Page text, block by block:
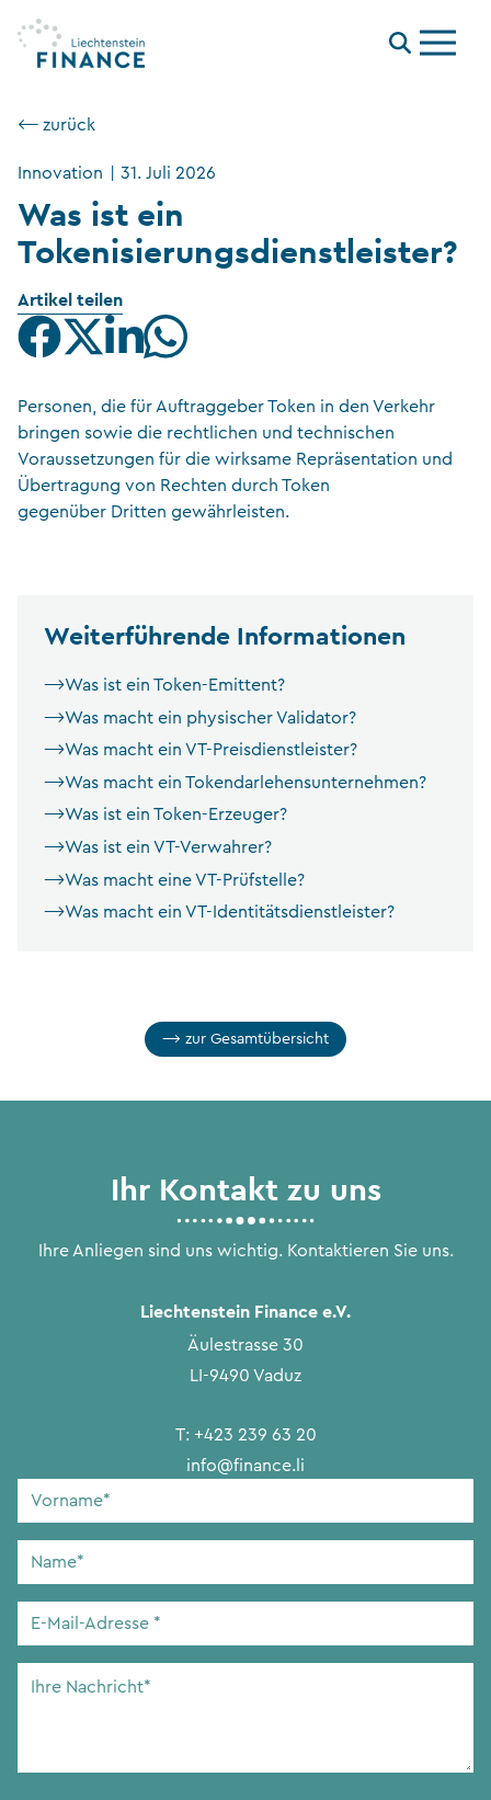
Menu
⟵ zurück
Innovation 31. Juli 2026
Was ist ein
Tokenisierungsdienstleister?
Artikel teilen
Personen, die für Auftraggeber Token in den Verkehr
bringen sowie die rechtlichen und technischen
Voraussetzungen für die wirksame Repräsentation und
Übertragung von Rechten durch Token
gegenüber Dritten gewährleisten.
Weiterführende Informationen
Was ist ein Token-Emittent?
Was macht ein physischer Validator?
Was macht ein VT-Preisdienstleister?
Was macht ein Tokendarlehensunternehmen?
Was ist ein Token-Erzeuger?
Was ist ein VT-Verwahrer?
Was macht eine VT-Prüfstelle?
Was macht ein VT-Identitätsdienstleister?
zur Gesamtübersicht
Ihr Kontakt zu uns
Ihre Anliegen sind uns wichtig. Kontaktieren Sie uns.
Liechtenstein Finance e.V.
Äulestrasse 30
LI-9490 Vaduz
T: +423 239 63 20
info@finance.li
Vorname
Name
E-
Adresse*
Ihre